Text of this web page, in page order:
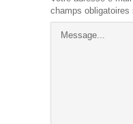
champs obligatoires